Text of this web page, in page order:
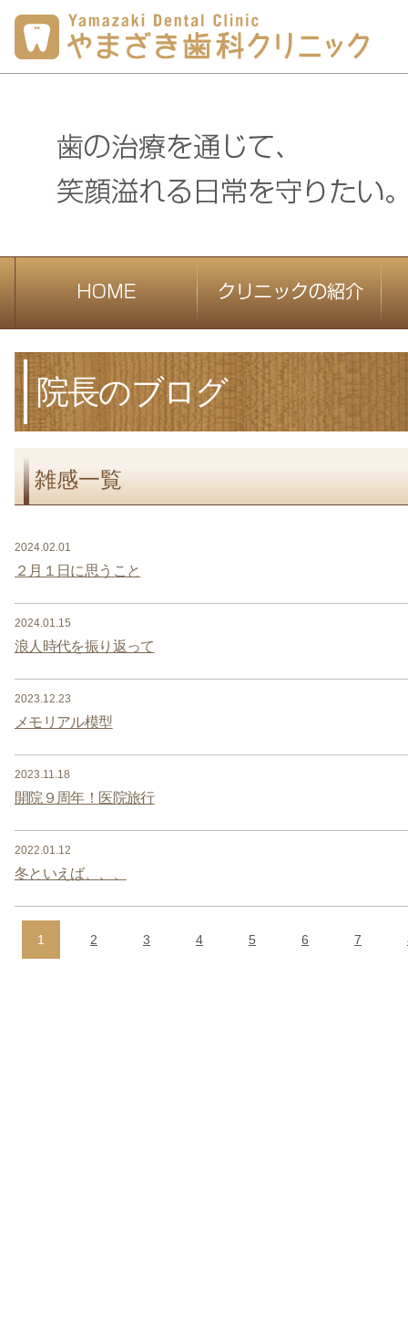
院長のブログ
雑感一覧
2024.02.01
２月１日に思うこと
2024.01.15
浪人時代を振り返って
2023.12.23
メモリアル模型
2023.11.18
開院９周年！医院旅行
2022.01.12
冬といえば、、、
1 2 3 4 5 6 7